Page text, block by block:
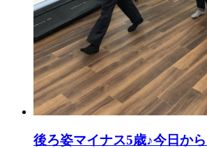
後ろ姿マイナス5歳♪今日から